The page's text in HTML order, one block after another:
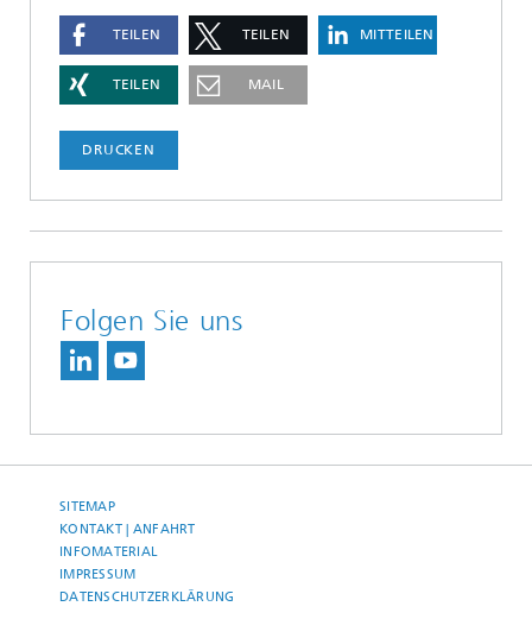
TEILEN TEILEN MITTEILEN
TEILEN MAIL
DRUCKEN
Folgen Sie uns
SITEMAP
KONTAKT | ANFAHRT
INFOMATERIAL
IMPRESSUM
DATENSCHUTZERKLÄRUNG